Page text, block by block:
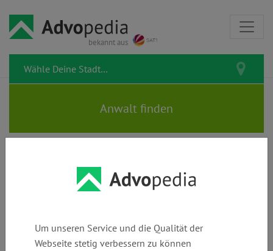
bekannt aus
JETTINGER & KOLLEGEN |
Um unseren Service und die Qualität der
Webseite stetig verbessern zu können